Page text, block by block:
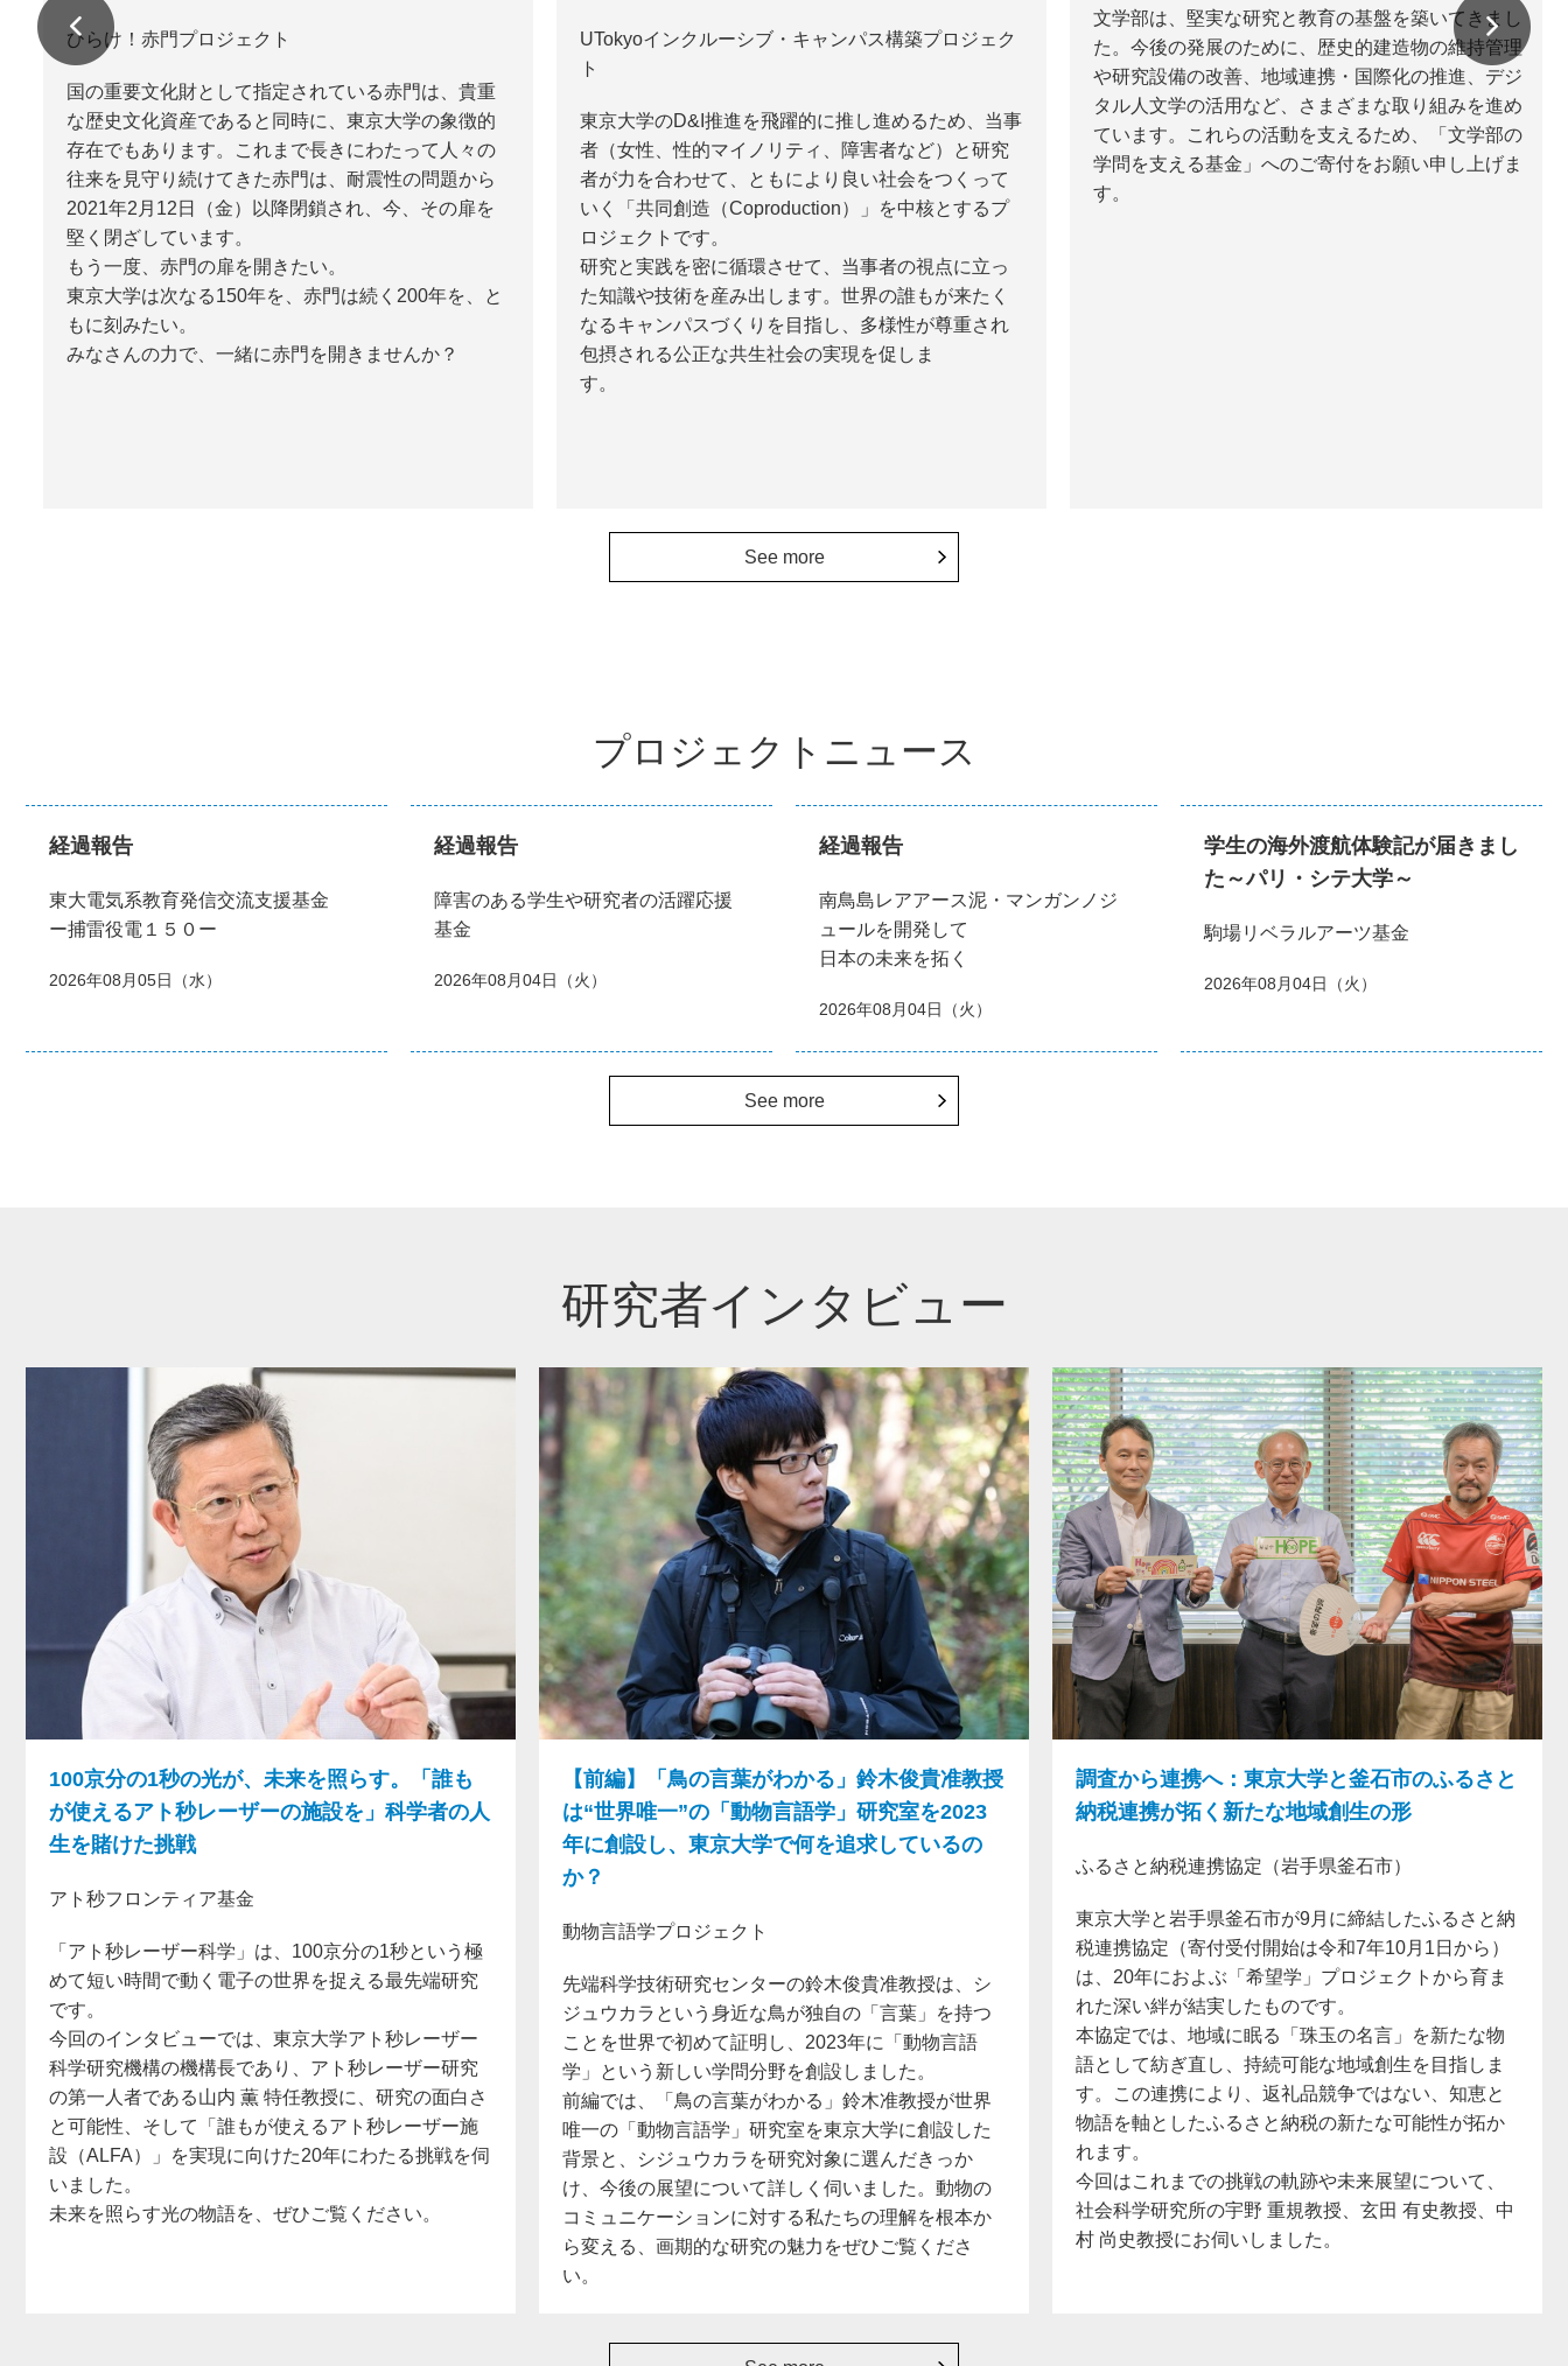
ひらけ！赤門プロジェクト
国の重要文化財として指定されている赤門は、貴重
な歴史文化資産であると同時に、東京大学の象徴的
存在でもあります。これまで長きにわたって人々の
往来を見守り続けてきた赤門は、耐震性の問題から
2021年2月12日（金）以降閉鎖され、今、その扉を
堅く閉ざしています。
もう一度、赤門の扉を開きたい。
東京大学は次なる150年を、赤門は続く200年を、と
もに刻みたい。
みなさんの力で、一緒に赤門を開きませんか？
UTokyoインクルーシブ・キャンパス構築プロジェク
東京大学のD&I推進を飛躍的に推し進めるため、当事
者（女性、性的マイノリティ、障害者など）と研究
者が力を合わせて、ともにより良い社会をつくって
いく「共同創造（Coproduction）」を中核とするプ
ロジェクトです。
研究と実践を密に循環させて、当事者の視点に立っ
た知識や技術を産み出します。世界の誰もが来たく
なるキャンパスづくりを目指し、多様性が尊重され
包摂される公正な共生社会の実現を促しま
す。
文学部は、堅実な研究と教育の基盤を築いてきまし
た。今後の発展のために、歴史的建造物の維持管理
や研究設備の改善、地域連携・国際化の推進、デジ
タル人文学の活用など、さまざまな取り組みを進め
ています。これらの活動を支えるため、「文学部の
学問を支える基金」へのご寄付をお願い申し上げま
す。
See more
プロジェクトニュース
経過報告
東大電気系教育発信交流支援基金
ー捕雷役電１５０ー
2026年08月05日（水）
経過報告
障害のある学生や研究者の活躍応援
基金
2026年08月04日（火）
経過報告
南鳥島レアアース泥・マンガンノジ
ュールを開発して
日本の未来を拓く
2026年08月04日（火）
学生の海外渡航体験記が届きまし
た～パリ・シテ大学～
駒場リベラルアーツ基金
2026年08月04日（火）
See more
研究者インタビュー
100京分の1秒の光が、未来を照らす。「誰も
が使えるアト秒レーザーの施設を」科学者の人
生を賭けた挑戦
アト秒フロンティア基金
「アト秒レーザー科学」は、100京分の1秒という極
めて短い時間で動く電子の世界を捉える最先端研究
です。
今回のインタビューでは、東京大学アト秒レーザー
科学研究機構の機構長であり、アト秒レーザー研究
の第一人者である山内 薫 特任教授に、研究の面白さ
と可能性、そして「誰もが使えるアト秒レーザー施
設（ALFA）」を実現に向けた20年にわたる挑戦を伺
いました。
未来を照らす光の物語を、ぜひご覧ください。
【前編】「鳥の言葉がわかる」鈴木俊貴准教授
は“世界唯一”の「動物言語学」研究室を2023
年に創設し、東京大学で何を追求しているの
か？
動物言語学プロジェクト
先端科学技術研究センターの鈴木俊貴准教授は、シ
ジュウカラという身近な鳥が独自の「言葉」を持つ
ことを世界で初めて証明し、2023年に「動物言語
学」という新しい学問分野を創設しました。
前編では、「鳥の言葉がわかる」鈴木准教授が世界
唯一の「動物言語学」研究室を東京大学に創設した
背景と、シジュウカラを研究対象に選んだきっか
け、今後の展望について詳しく伺いました。動物の
コミュニケーションに対する私たちの理解を根本か
ら変える、画期的な研究の魅力をぜひご覧くださ
い。
調査から連携へ：東京大学と釜石市のふるさと
納税連携が拓く新たな地域創生の形
ふるさと納税連携協定（岩手県釜石市）
東京大学と岩手県釜石市が9月に締結したふるさと納
税連携協定（寄付受付開始は令和7年10月1日から）
は、20年におよぶ「希望学」プロジェクトから育ま
れた深い絆が結実したものです。
本協定では、地域に眠る「珠玉の名言」を新たな物
語として紡ぎ直し、持続可能な地域創生を目指しま
す。この連携により、返礼品競争ではない、知恵と
物語を軸としたふるさと納税の新たな可能性が拓か
れます。
今回はこれまでの挑戦の軌跡や未来展望について、
社会科学研究所の宇野 重規教授、玄田 有史教授、中
村 尚史教授にお伺いしました。